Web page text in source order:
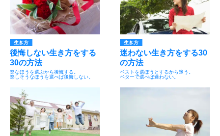
生き方
後悔しない生き方をする
30の方法
楽なほうを選ぶから後悔する。
楽しそうなほうを選べば後悔しない。
生き方
迷わない生き方をする30
の方法
ベストを選ぼうとするから迷う。
ベターで選べば迷わない。